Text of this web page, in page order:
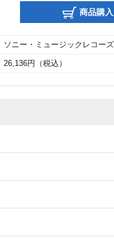
商品購入
ソニー・ミュージックレコーズ
26,136円（税込）